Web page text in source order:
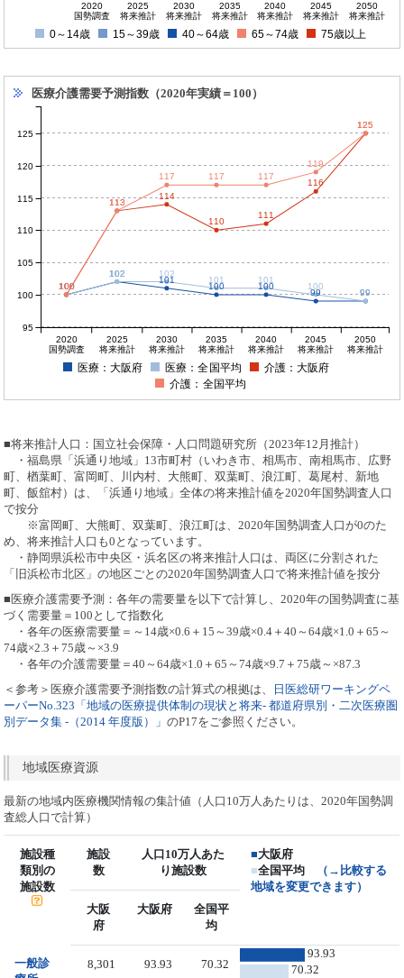
2020
国勢調査
2025
将来推計
2030
将来推計
2035
将来推計
2040
将来推計
2045
将来推計
2050
将来推計
0～14歳 15～39歳 40～64歳 65～74歳 75歳以上
医療介護需要予測指数（2020年実績＝100）
100
102
101
100 100
99 99
100
102 102
101 101
100
99
100
113
114
110
111
116
125
100
113
117 117 117
119
125
2020
国勢調査
2025
将来推計
2030
将来推計
2035
将来推計
2040
将来推計
2045
将来推計
2050
将来推計
100
110
120
95
105
115
125
医療：大阪府 医療：全国平均
介護：大阪府
介護：全国平均
■将来推計人口：国立社会保障・人口問題研究所（2023年12月推計）
・福島県「浜通り地域」13市町村（いわき市、相馬市、南相馬市、広野
町、楢葉町、富岡町、川内村、大熊町、双葉町、浪江町、葛尾村、新地
町、飯舘村）は、「浜通り地域」全体の将来推計値を2020年国勢調査人口
で按分
※富岡町、大熊町、双葉町、浪江町は、2020年国勢調査人口が0のた
め、将来推計人口も0となっています。
・静岡県浜松市中央区・浜名区の将来推計人口は、両区に分割された
「旧浜松市北区」の地区ごとの2020年国勢調査人口で将来推計値を按分
■医療介護需要予測：各年の需要量を以下で計算し、2020年の国勢調査に基
づく需要量＝100として指数化
・各年の医療需要量＝～14歳×0.6＋15～39歳×0.4＋40～64歳×1.0＋65～
74歳×2.3＋75歳～×3.9
・各年の介護需要量＝40～64歳×1.0＋65～74歳×9.7＋75歳～×87.3
＜参考＞医療介護需要予測指数の計算式の根拠は、
日医総研ワーキングペ
ーパーNo.323「地域の医療提供体制の現状と将来- 都道府県別・二次医療圏
別データ集 -（2014 年度版）」のP17をご参照ください。
地域医療資源
最新の地域内医療機関情報の集計値（人口10万人あたりは、2020年国勢調
査総人口で計算）
施設種
類別の
施設数
施設
数
人口10万人あた
り施設数
■大阪府
■全国平均
（→比較する
地域を変更できます）
大阪
府
大阪府
全国平
均
一般診
8,301 93.93 70.32
93.93
70.32